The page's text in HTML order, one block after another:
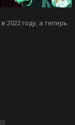
2022 году, а теперь